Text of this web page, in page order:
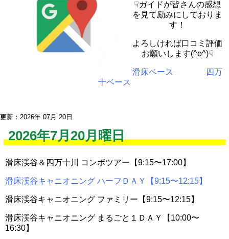
☟ガイドが皆さんの感想
を見て励みにしておりま
す！
よろしければ口コミ評価
お願いします(^o^)☟
滑床ベース
四万
十ベース
更新：2026年 07月 20日
2026年7月20月曜日
滑床渓谷＆四万十川 コンボツアー【9:15〜17:00】
滑床渓谷キャニオニング ハーフＤＡＹ【9:15〜12:15】
滑床渓谷キャニオニング ファミリー【9:15〜12:15】
滑床渓谷キャニオニング まるごと１ＤＡＹ【10:00〜
16:30】